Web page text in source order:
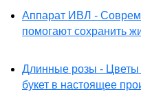
Аппарат ИВЛ -
помогают сохранить
Длинные розы -
букет в настоящее